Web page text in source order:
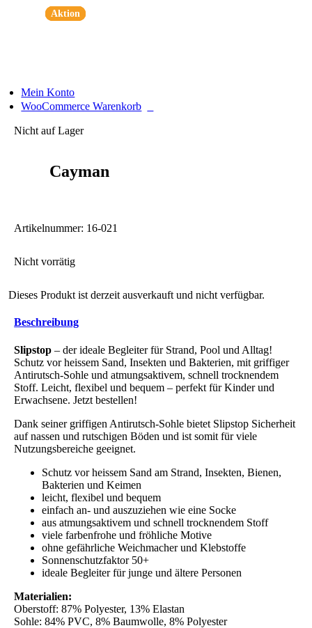
Mein Konto
WooCommerce Warenkorb
Nicht auf Lager
Cayman
Artikelnummer: 16-021
Nicht vorrätig
Dieses Produkt ist derzeit ausverkauft und nicht verfügbar.
Beschreibung
Slipstop – der ideale Begleiter für Strand, Pool und Alltag!
Schutz vor heissem Sand, Insekten und Bakterien, mit griffiger
Antirutsch-Sohle und atmungsaktivem, schnell trocknendem
Stoff. Leicht, flexibel und bequem – perfekt für Kinder und
Erwachsene. Jetzt bestellen!
Dank seiner griffigen Antirutsch-Sohle bietet Slipstop Sicherheit
auf nassen und rutschigen Böden und ist somit für viele
Nutzungsbereiche geeignet.
Schutz vor heissem Sand am Strand, Insekten, Bienen,
Bakterien und Keimen
leicht, flexibel und bequem
einfach an- und auszuziehen wie eine Socke
aus atmungsaktivem und schnell trocknendem Stoff
viele farbenfrohe und fröhliche Motive
ohne gefährliche Weichmacher und Klebstoffe
Sonnenschutzfaktor 50+
ideale Begleiter für junge und ältere Personen
Materialien:
Oberstoff: 87% Polyester, 13% Elastan
Sohle: 84% PVC, 8% Baumwolle, 8% Polyester
Aktion
Aktion
Aktion
Aktion